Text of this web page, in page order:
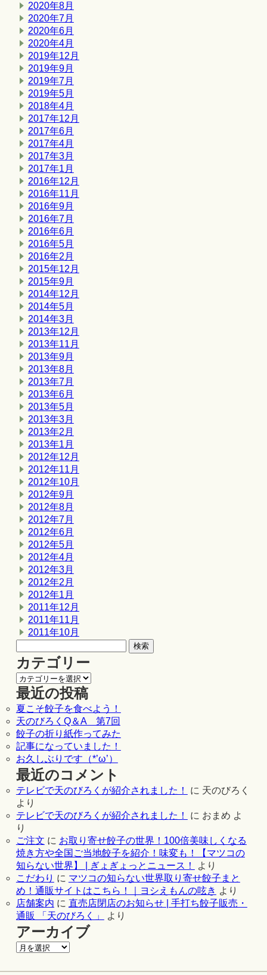
2020年8月
2020年7月
2020年6月
2020年4月
2019年12月
2019年9月
2019年7月
2019年5月
2018年4月
2017年12月
2017年6月
2017年4月
2017年3月
2017年1月
2016年12月
2016年11月
2016年9月
2016年7月
2016年6月
2016年5月
2016年2月
2015年12月
2015年9月
2014年12月
2014年5月
2014年3月
2013年12月
2013年11月
2013年9月
2013年8月
2013年7月
2013年6月
2013年5月
2013年3月
2013年2月
2013年1月
2012年12月
2012年11月
2012年10月
2012年9月
2012年8月
2012年7月
2012年6月
2012年5月
2012年4月
2012年3月
2012年2月
2012年1月
2011年12月
2011年11月
2011年10月
カテゴリー
最近の投稿
夏こそ餃子を食べよう！
天のびろくQ＆A 第7回
餃子の折り紙作ってみた
記事になっていました！
お久しぶりです（*’ω’）
最近のコメント
テレビで天のびろくが紹介されました！ に 天のびろく
より
テレビで天のびろくが紹介されました！
に おまめ よ
り
ご注文 に お取り寄せ餃子の世界！100倍美味しくなる
焼き方や全国ご当地餃子を紹介！味変も！【マツコの
知らない世界】 | ぎょぎょっとニュース！
より
こだわり に マツコの知らない世界取り寄せ餃子まと
め！通販サイトはこちら！｜ヨシえもんの呟き より
店舗案内 に 直売店閉店のお知らせ | 手打ち餃子販売・
通販 「天のびろく」
より
アーカイブ